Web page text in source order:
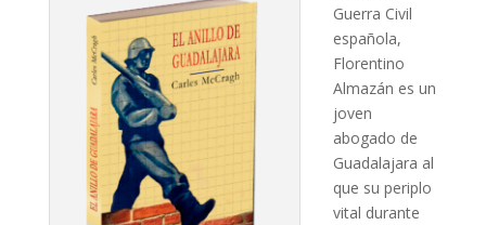
Guerra Civil
española,
Florentino
Almazán es un
joven
abogado de
Guadalajara al
que su periplo
vital durante